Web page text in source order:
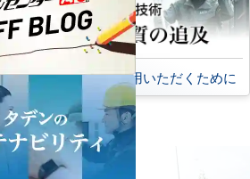
見 永くご愛用いただくために